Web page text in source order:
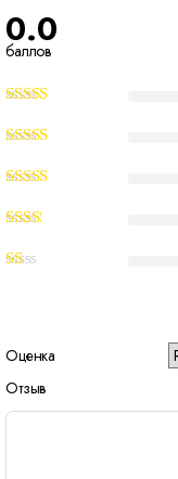
0.0
баллов
Оценка
Отзыв